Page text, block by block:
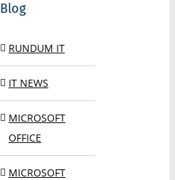
Blog
RUNDUM IT
IT NEWS
MICROSOFT
OFFICE
MICROSOFT